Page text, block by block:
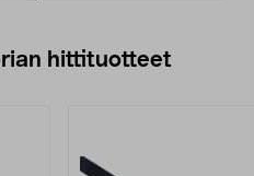
hittituotteet